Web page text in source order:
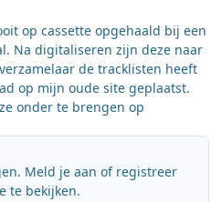
op cassette opgehaald bij een
Na digitaliseren zijn deze naar
de tracklisten heeft
op mijn oude site geplaatst.
onder te brengen op
Meld je aan of registreer
te bekijken.